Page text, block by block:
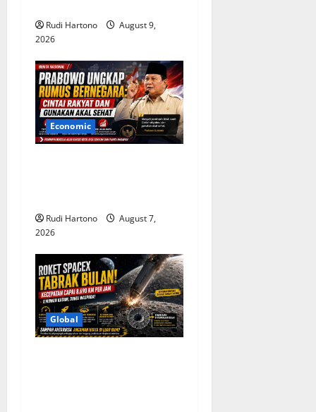
i
o
n
Rudi Hartono
August 9,
2026
Economic
Rudi Hartono
August 7,
2026
Global